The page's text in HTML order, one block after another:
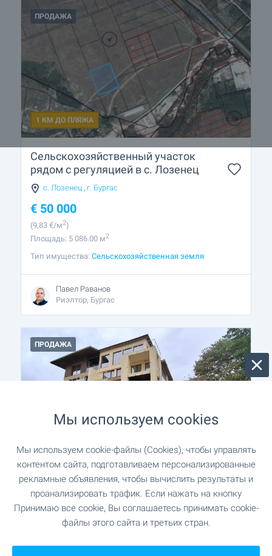
ПРОДАЖА
1 КМ ДО ПЛЯЖА
Сельскохозяйственный участок
рядом с регуляцией в с. Лозенец
с. Лозенец , г. Бургас
€ 50 000
(9,83 €/м2)
Площадь: 5 086.00 м2
Тип имущества: Сельскохозяйственная земля
Павел Раванов
Риэлтор, Бургас
ПРОДАЖА
ПЕРВАЯ ЛИНИЯ 20 М ДО ПЛЯЖА
Панорамный пентхаус на первой
линии в Лозенце
Мы используем cookies
Мы используем cookie-файлы (Cookies), чтобы управлять
контентом сайта, подготавливаем персонализированные
рекламные объявления, чтобы вычислить результаты и
проанализировать трафик. Если нажать на кнопку
Принимаю все cookie, Вы соглашаетесь принимать cookie-
файлы этого сайта и третьих стран.